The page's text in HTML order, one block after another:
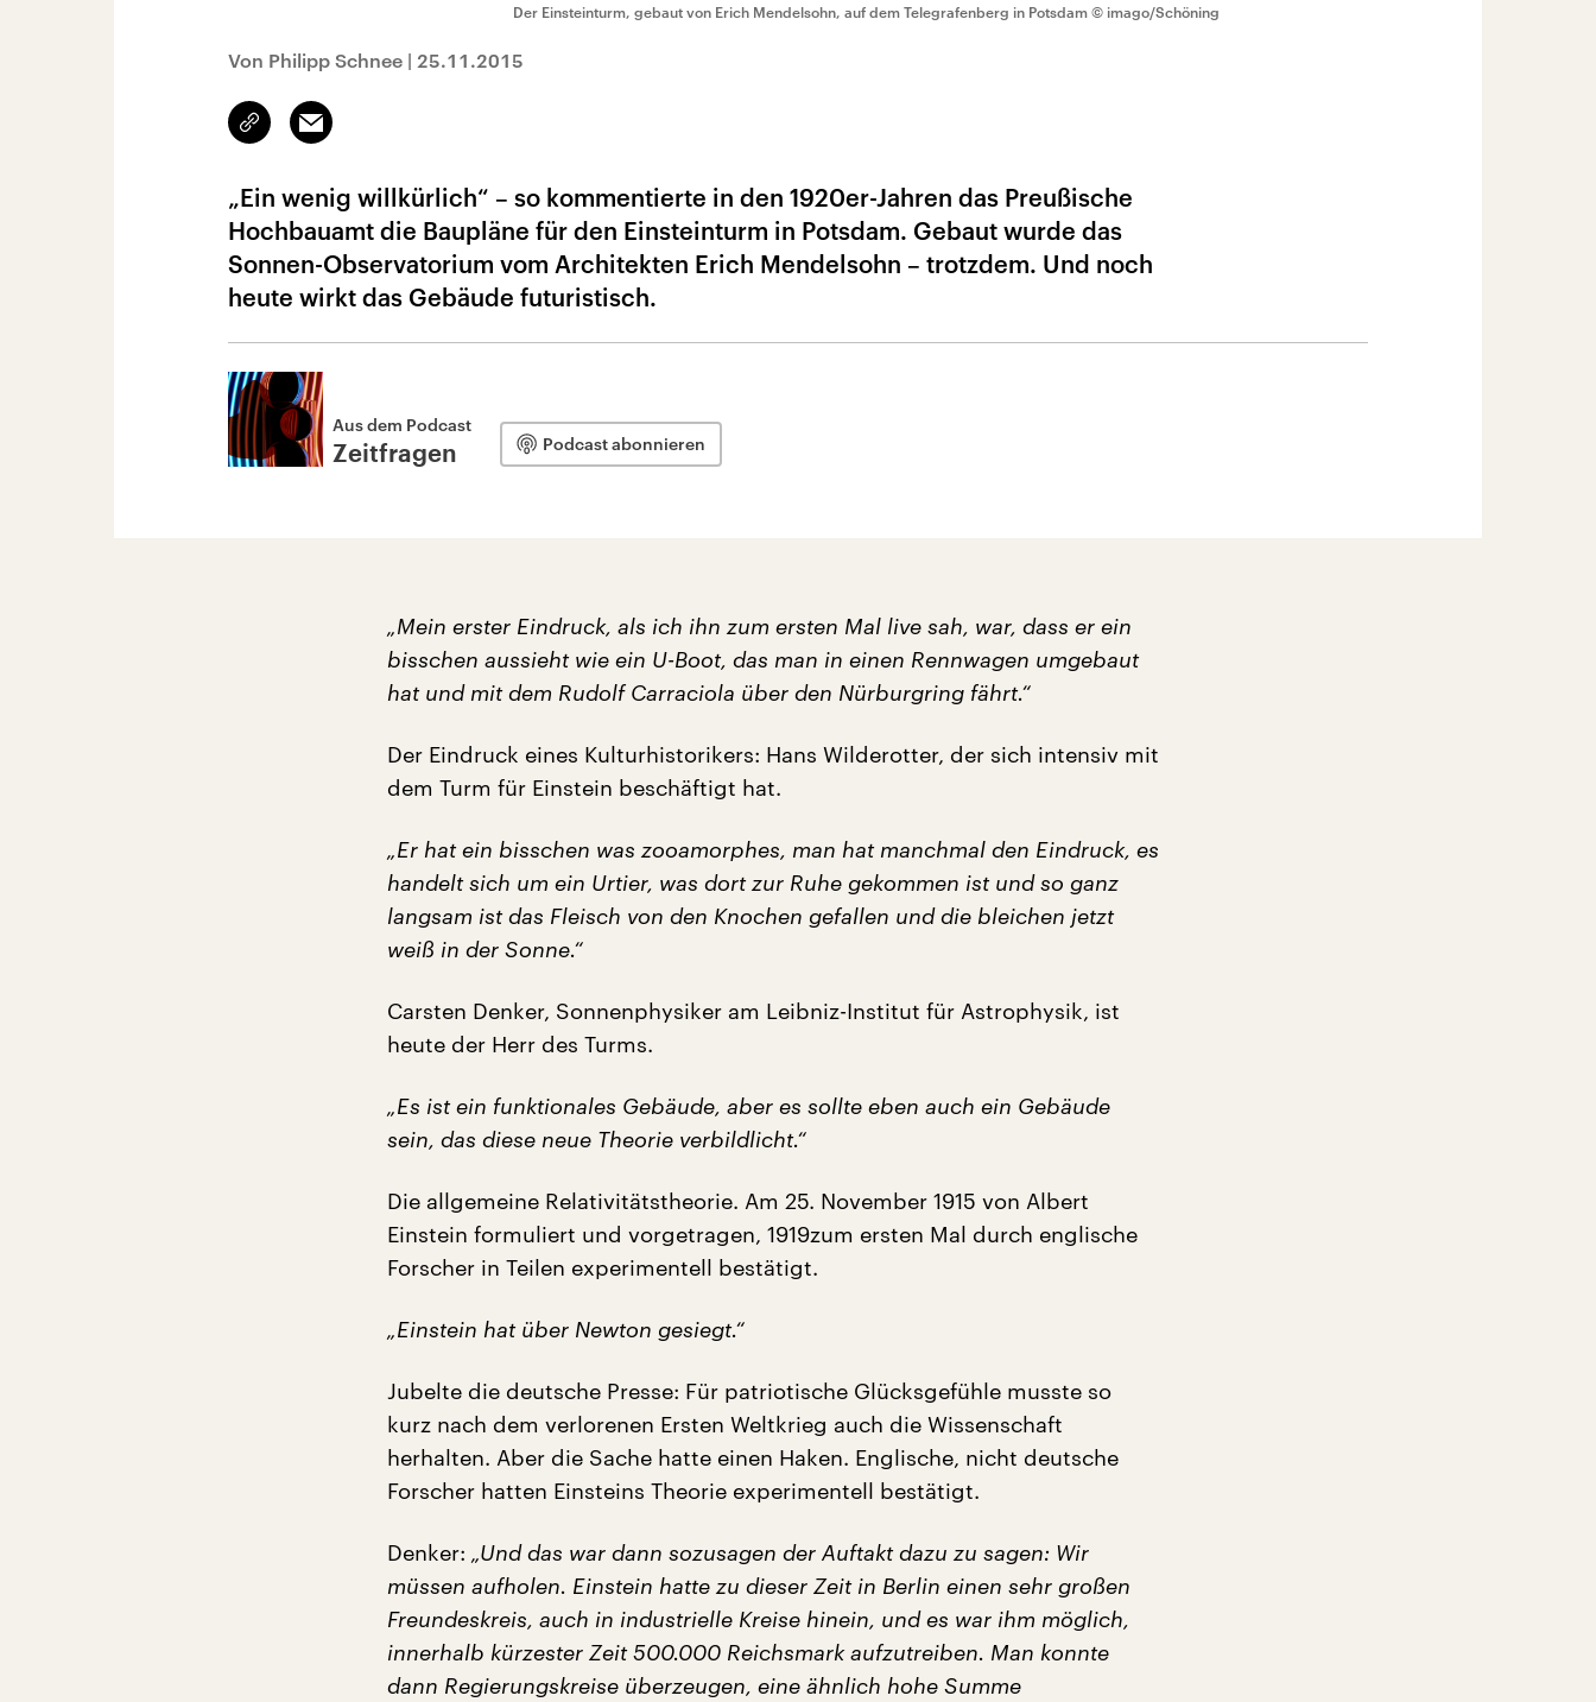
Der Einsteinturm, gebaut von Erich Mendelsohn, auf dem Telegrafenberg in Potsdam © imago/Schöning
Von Philipp Schnee | 25.11.2015
Link
kopieren/teilen
Email
„Ein wenig willkürlich“ – so kommentierte in den 1920er-Jahren das Preußische
Hochbauamt die Baupläne für den Einsteinturm in Potsdam. Gebaut wurde das
Sonnen-Observatorium vom Architekten Erich Mendelsohn – trotzdem. Und noch
heute wirkt das Gebäude futuristisch.
Aus dem Podcast
Zeitfragen Podcast abonnieren
„Mein erster Eindruck, als ich ihn zum ersten Mal live sah, war, dass er ein
bisschen aussieht wie ein U-Boot, das man in einen Rennwagen umgebaut
hat und mit dem Rudolf Carraciola über den Nürburgring fährt.“
Der Eindruck eines Kulturhistorikers: Hans Wilderotter, der sich intensiv mit
dem Turm für Einstein beschäftigt hat.
„Er hat ein bisschen was zooamorphes, man hat manchmal den Eindruck, es
handelt sich um ein Urtier, was dort zur Ruhe gekommen ist und so ganz
langsam ist das Fleisch von den Knochen gefallen und die bleichen jetzt
weiß in der Sonne.“
Carsten Denker, Sonnenphysiker am Leibniz-Institut für Astrophysik, ist
heute der Herr des Turms.
„Es ist ein funktionales Gebäude, aber es sollte eben auch ein Gebäude
sein, das diese neue Theorie verbildlicht.“
Die allgemeine Relativitätstheorie. Am 25. November 1915 von Albert
Einstein formuliert und vorgetragen, 1919zum ersten Mal durch englische
Forscher in Teilen experimentell bestätigt.
„Einstein hat über Newton gesiegt.“
Jubelte die deutsche Presse: Für patriotische Glücksgefühle musste so
kurz nach dem verlorenen Ersten Weltkrieg auch die Wissenschaft
herhalten. Aber die Sache hatte einen Haken. Englische, nicht deutsche
Forscher hatten Einsteins Theorie experimentell bestätigt.
Denker: „Und das war dann sozusagen der Auftakt dazu zu sagen: Wir
müssen aufholen. Einstein hatte zu dieser Zeit in Berlin einen sehr großen
Freundeskreis, auch in industrielle Kreise hinein, und es war ihm möglich,
innerhalb kürzester Zeit 500.000 Reichsmark aufzutreiben. Man konnte
dann Regierungskreise überzeugen, eine ähnlich hohe Summe